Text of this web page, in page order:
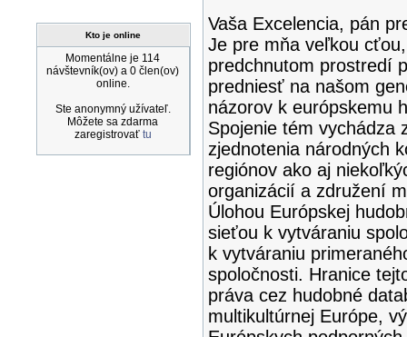
Kto je online
Momentálne je 114
návštevník(ov) a 0 člen(ov)
online.
Ste anonymný užívateľ.
Môžete sa zdarma
zaregistrovať tu
Vaša Excelencia, pán
Je pre mňa veľkou
predchnutom prostredí
predniesť na našom
názorov k európskemu
Spojenie tém vychádza
zjednotenia národných
regiónov ako aj
organizácií a združení
Úlohou Európskej
sieťou k vytváraniu
k vytváraniu
spoločnosti. Hranice
práva cez hudobné
multikultúrnej Európe,